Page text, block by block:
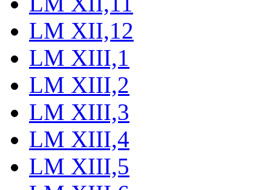
LM XII,12
LM XIII,1
LM XIII,2
LM XIII,3
LM XIII,4
LM XIII,5